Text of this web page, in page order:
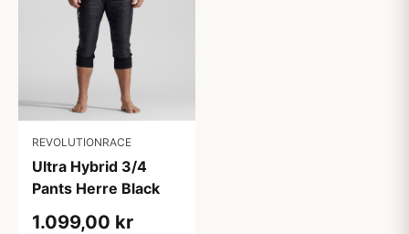
REVOLUTIONRACE
Ultra Hybrid 3/4
Pants Herre Black
1.099,00 kr